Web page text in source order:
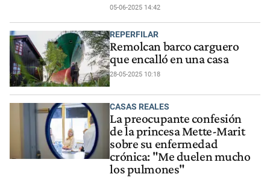
05-06-2025 14:42
REPERFILAR
Remolcan barco carguero
que encalló en una casa
28-05-2025 10:18
CASAS REALES
La preocupante confesión
de la princesa Mette-Marit
sobre su enfermedad
crónica: "Me duelen mucho
los pulmones"